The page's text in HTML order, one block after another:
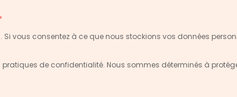
*
vous consentez à ce que nous stockions vos données
de confidentialité. Nous sommes déterminés à